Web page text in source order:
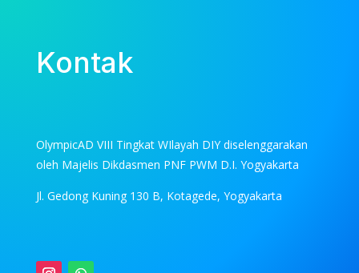
Kontak
OlympicAD VIII Tingkat WIlayah DIY diselenggarakan
oleh Majelis Dikdasmen PNF PWM D.I. Yogyakarta
Jl. Gedong Kuning 130 B, Kotagede, Yogyakarta